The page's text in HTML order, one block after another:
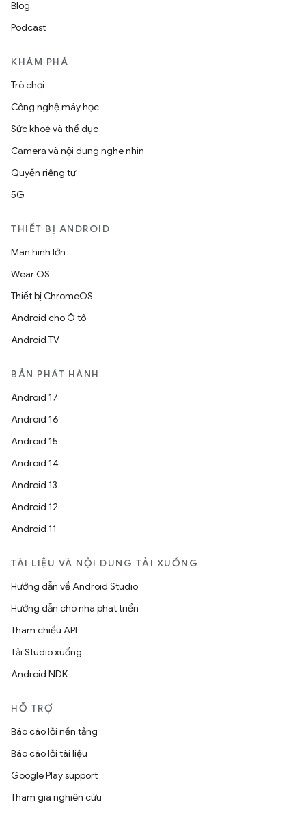
Blog
Podcast
KHÁM PHÁ
Trò chơi
Công nghệ máy học
Sức khoẻ và thể dục
Camera và nội dung nghe nhìn
Quyền riêng tư
5G
THIẾT BỊ ANDROID
Màn hình lớn
Wear OS
Thiết bị ChromeOS
Android cho Ô tô
Android TV
BẢN PHÁT HÀNH
Android 17
Android 16
Android 15
Android 14
Android 13
Android 12
Android 11
TÀI LIỆU VÀ NỘI DUNG TẢI XUỐNG
Hướng dẫn về Android Studio
Hướng dẫn cho nhà phát triển
Tham chiếu API
Tải Studio xuống
Android NDK
HỖ TRỢ
Báo cáo lỗi nền tảng
Báo cáo lỗi tài liệu
Google Play support
Tham gia nghiên cứu